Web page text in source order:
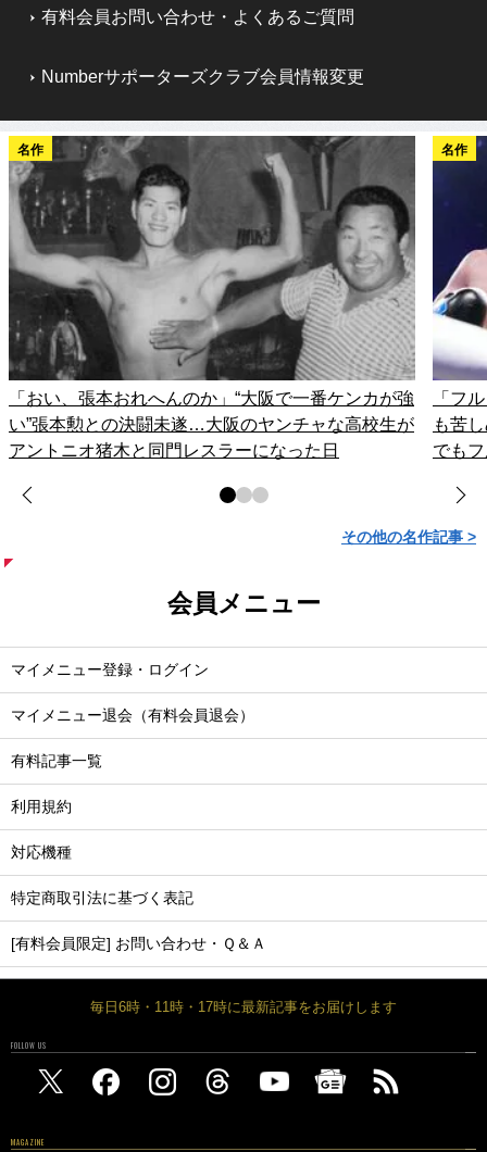
有料会員お問い合わせ・よくあるご質問
Numberサポーターズクラブ会員情報変更
名作
「おい、張本おれへんのか」“大阪で一番ケンカが強
い”張本勲との決闘未遂…大阪のヤンチャな高校生が
アントニオ猪木と同門レスラーになった日
名作
「フ
も苦
でも
その他の名作記事 >
会員メニュー
マイメニュー登録・ログイン
マイメニュー退会（有料会員退会）
有料記事一覧
利用規約
対応機種
特定商取引法に基づく表記
[有料会員限定] お問い合わせ・Ｑ＆Ａ
毎日6時・11時・17時に最新記事をお届けします
FOLLOW US
MAGAZINE